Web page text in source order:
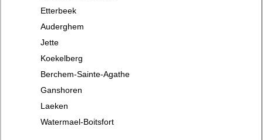
Etterbeek
Auderghem
Jette
Koekelberg
Berchem-Sainte-Agathe
Ganshoren
Laeken
Watermael-Boitsfort